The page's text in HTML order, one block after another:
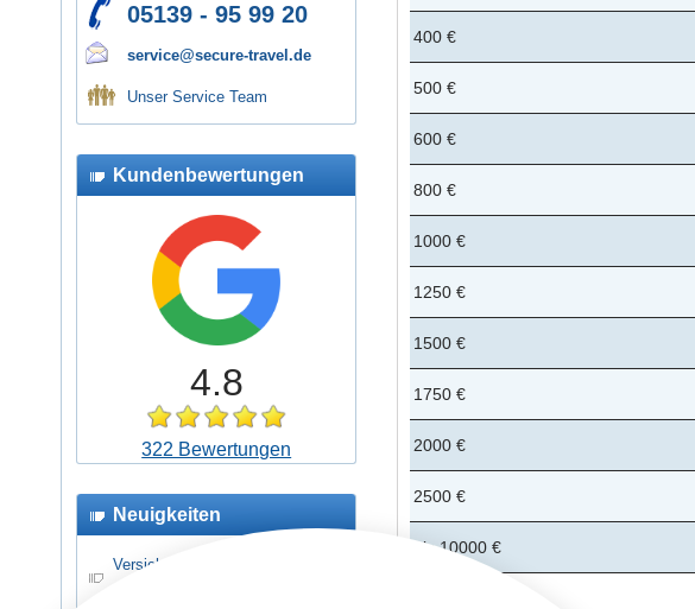
05139 - 95 99 20
service@secure-travel.de
Unser Service Team
Kundenbewertungen
4.8
322 Bewertungen
Neuigkeiten
Versicherungsschutz für
400 €
500 €
600 €
800 €
1000 €
1250 €
1500 €
1750 €
2000 €
2500 €
bis 10000 €